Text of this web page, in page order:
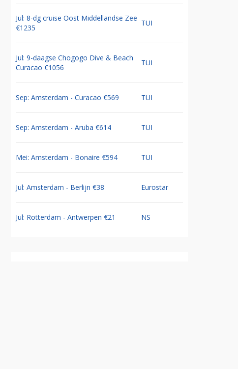
Jul: 8-dg cruise Oost Middellandse Zee
€1235
TUI
Jul: 9-daagse Chogogo Dive & Beach
Curacao €1056
TUI
Sep: Amsterdam - Curacao €569 TUI
Sep: Amsterdam - Aruba €614 TUI
Mei: Amsterdam - Bonaire €594 TUI
Jul: Amsterdam - Berlijn €38 Eurostar
Jul: Rotterdam - Antwerpen €21 NS